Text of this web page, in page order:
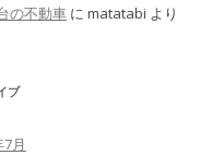
の不動車 に matatabi より
ブ
月